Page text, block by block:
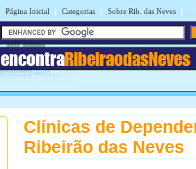
Página Inicial | Categorias | Sobre Rib. das Neves |
encontraRibeiraodasNeves
Clínicas de
Ribeirão das Neves